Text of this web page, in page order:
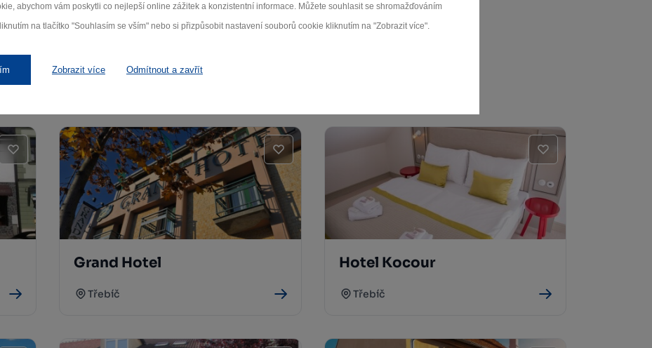
abychom vám poskytli co nejlepší online zážitek a konzistentní informace. Můžete souhlasit se shromažďováním
na tlačítko "Souhlasím se vším" nebo si přizpůsobit nastavení souborů cookie kliknutím na "Zobrazit více".
Zobrazit více Odmítnout a zavřít
Grand Hotel
Třebíč
Hotel Kocour
Třebíč